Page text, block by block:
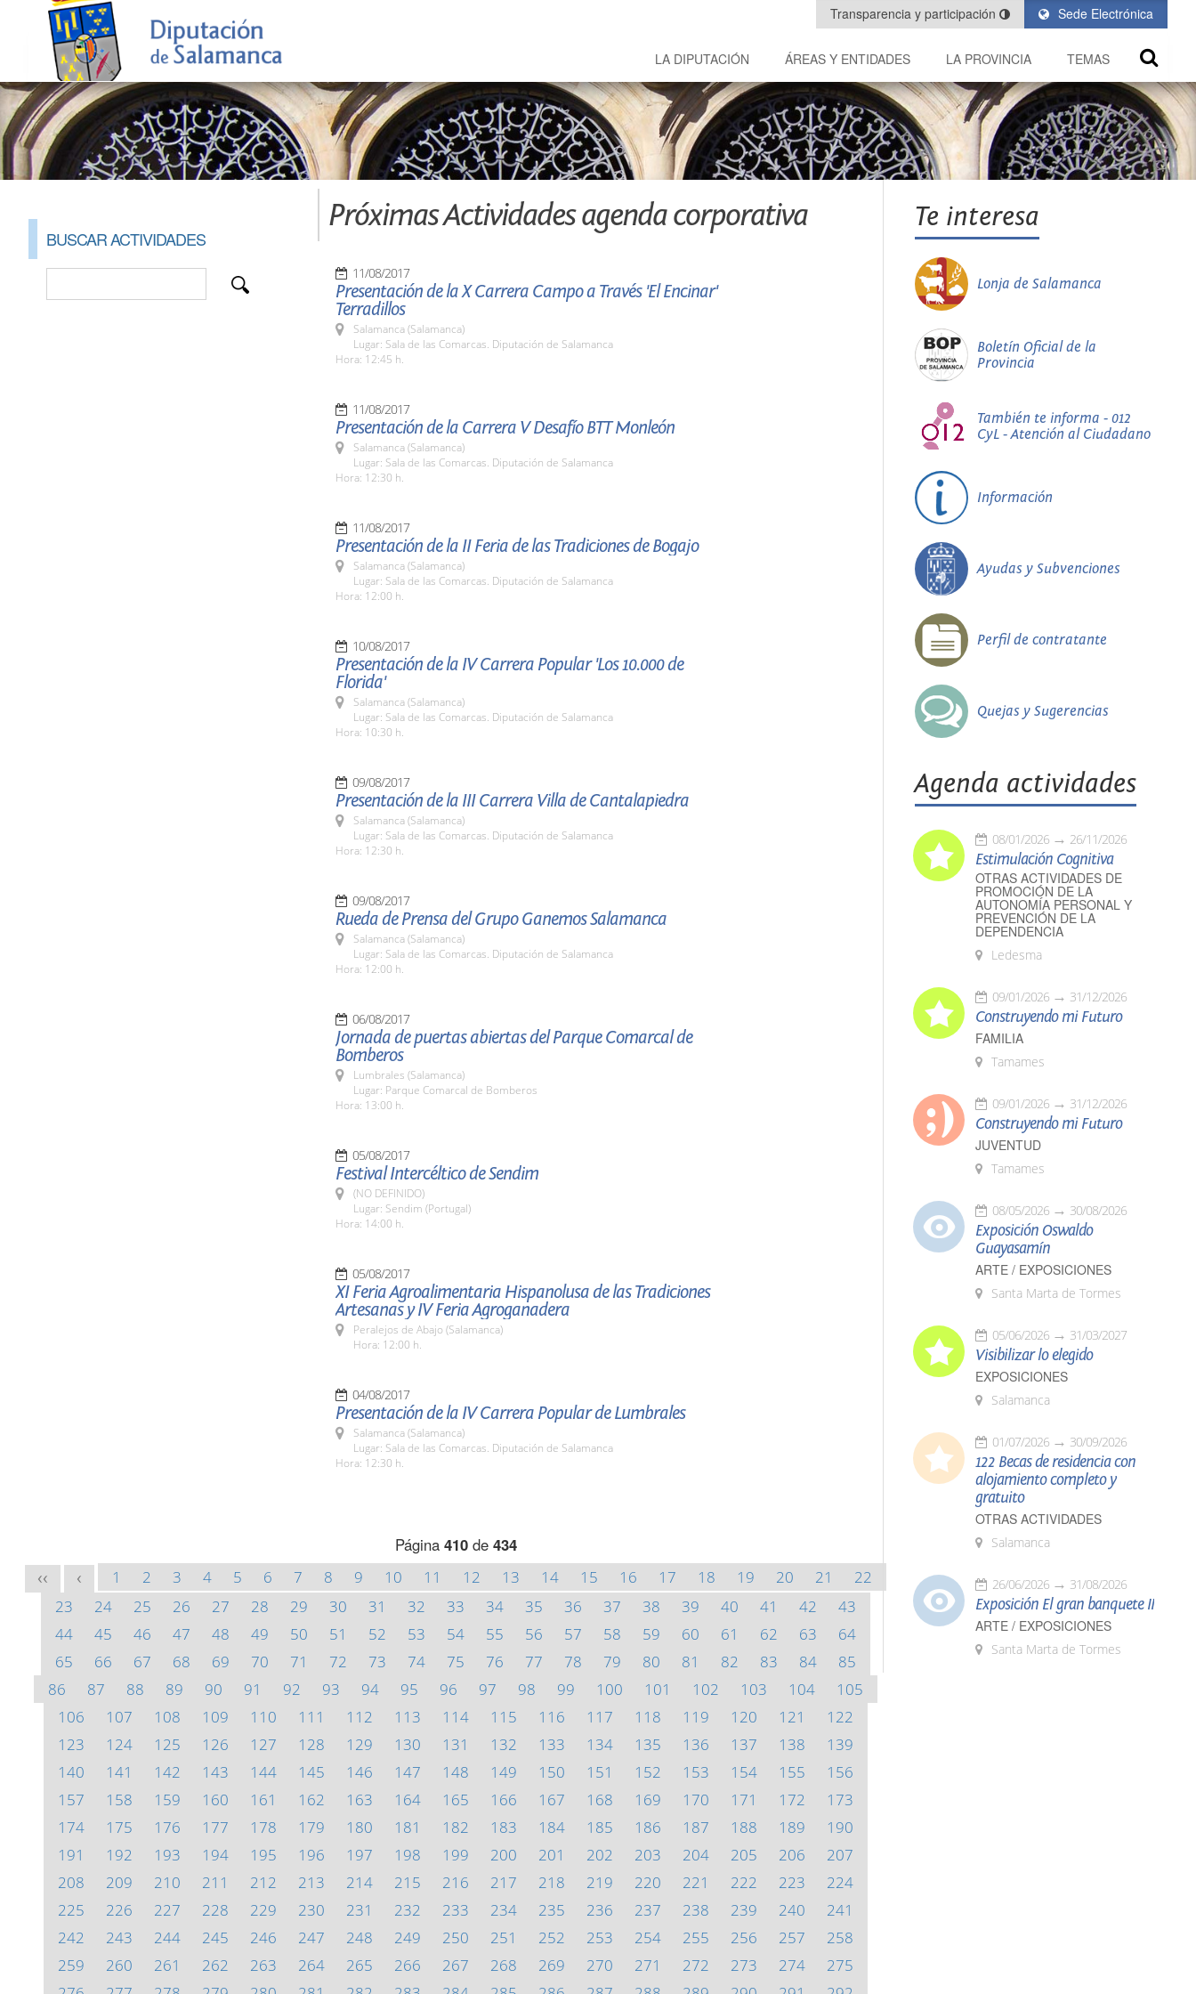
Sede Electrónica
Transparencia y participación
LA DIPUTACIÓN ÁREAS Y ENTIDADES LA PROVINCIA TEMAS
BUSCAR ACTIVIDADES
Próximas Actividades agenda corporativa
11/08/2017
Presentación de la X Carrera Campo a Través 'El Encinar'
Terradillos
Salamanca (Salamanca)
Lugar: Sala de las Comarcas. Diputación de Salamanca
Hora: 12:45 h.
11/08/2017
Presentación de la Carrera V Desafío BTT Monleón
Salamanca (Salamanca)
Lugar: Sala de las Comarcas. Diputación de Salamanca
Hora: 12:30 h.
11/08/2017
Presentación de la II Feria de las Tradiciones de Bogajo
Salamanca (Salamanca)
Lugar: Sala de las Comarcas. Diputación de Salamanca
Hora: 12:00 h.
10/08/2017
Presentación de la IV Carrera Popular 'Los 10.000 de
Florida'
Salamanca (Salamanca)
Lugar: Sala de las Comarcas. Diputación de Salamanca
Hora: 10:30 h.
09/08/2017
Presentación de la III Carrera Villa de Cantalapiedra
Salamanca (Salamanca)
Lugar: Sala de las Comarcas. Diputación de Salamanca
Hora: 12:30 h.
09/08/2017
Rueda de Prensa del Grupo Ganemos Salamanca
Salamanca (Salamanca)
Lugar: Sala de las Comarcas. Diputación de Salamanca
Hora: 12:00 h.
06/08/2017
Jornada de puertas abiertas del Parque Comarcal de
Bomberos
Lumbrales (Salamanca)
Lugar: Parque Comarcal de Bomberos
Hora: 13:00 h.
05/08/2017
Festival Intercéltico de Sendim
(NO DEFINIDO)
Lugar: Sendim (Portugal)
Hora: 14:00 h.
05/08/2017
XI Feria Agroalimentaria Hispanolusa de las Tradiciones
Artesanas y IV Feria Agroganadera
Peralejos de Abajo (Salamanca)
Hora: 12:00 h.
04/08/2017
Presentación de la IV Carrera Popular de Lumbrales
Salamanca (Salamanca)
Lugar: Sala de las Comarcas. Diputación de Salamanca
Hora: 12:30 h.
Página 410de 434
<< < 1 2 3 4 5 6 7 8 9 10 11 12 13 14 15 16 17 18 19 20 21
22
23
24 25 26 27 28 29 30 31 32 33 34 35 36 37 38 39 40 41 42
43
44
45 46 47 48 49 50 51 52 53 54 55 56 57 58 59 60 61 62 63
64
65
66 67 68 69 70 71 72 73 74 75 76 77 78 79 80 81 82 83 84
85
86
87 88 89 90 91 92 93 94 95 96 97 98 99 100 101 102 103 104
105
106
107 108 109 110 111 112 113 114 115 116 117 118 119 120 121
122
123
124 125 126 127 128 129 130 131 132 133 134 135 136 137 138
139
140
141 142 143 144 145 146 147 148 149 150 151 152 153 154 155
156
157
158 159 160 161 162 163 164 165 166 167 168 169 170 171 172
173
174
175 176 177 178 179 180 181 182 183 184 185 186 187 188 189
190
191
192 193 194 195 196 197 198 199 200 201 202 203 204 205 206
207
208
209 210 211 212 213 214 215 216 217 218 219 220 221 222 223
224
225
226 227 228 229 230 231 232 233 234 235 236 237 238 239 240
241
242
243 244 245 246 247 248 249 250 251 252 253 254 255 256 257
258
259
260 261 262 263 264 265 266 267 268 269 270 271 272 273 274
275
Te interesa
Lonja de Salamanca
Boletín Oficial de la
Provincia
También te informa - 012
CyL - Atención al Ciudadano
Información
Ayudas y Subvenciones
Perfil de contratante
Quejas y Sugerencias
Agenda actividades
08/01/2026 26/11/2026
Estimulación Cognitiva
OTRAS ACTIVIDADES DE
PROMOCIÓN DE LA
AUTONOMÍA PERSONAL Y
PREVENCIÓN DE LA
DEPENDENCIA
Ledesma
09/01/2026 31/12/2026
Construyendo mi Futuro
FAMILIA
Tamames
09/01/2026 31/12/2026
Construyendo mi Futuro
JUVENTUD
Tamames
08/05/2026 30/08/2026
Exposición Oswaldo
Guayasamín
ARTE / EXPOSICIONES
Santa Marta de Tormes
05/06/2026 31/03/2027
Visibilizar lo elegido
EXPOSICIONES
Salamanca
01/07/2026 30/09/2026
122 Becas de residencia con
alojamiento completo y
gratuito
OTRAS ACTIVIDADES
Salamanca
26/06/2026 31/08/2026
Exposición El gran banquete II
ARTE / EXPOSICIONES
Santa Marta de Tormes